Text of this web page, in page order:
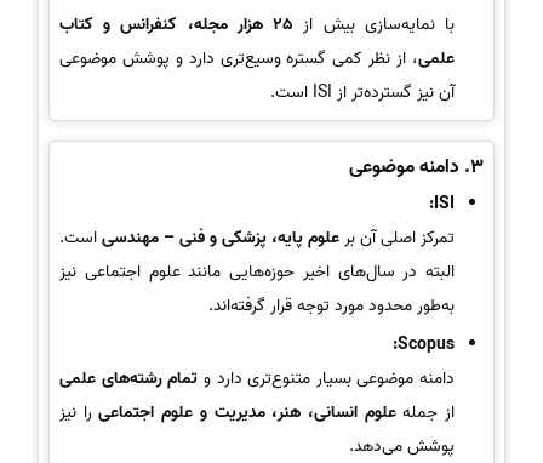
با نمایه‌سازی بیش از
25 هزار مجله، کنفرانس و کتاب
علمی، از نظر کمی گستره وسیع‌تری دارد و پوشش موضوعی
آن نیز گسترده‌تر از ISI است.
3. دامنه موضوعی
ISI:
تمرکز اصلی آن برعلوم پایه، پزشکی و فنی – مهندسیاست.
البته در سال‌های اخیر حوزه‌هایی مانند علوم اجتماعی نیز
به‌طور محدود مورد توجه قرار گرفته‌اند.
Scopus:
دامنه موضوعی بسیار متنوع‌تری دارد و تمام رشته‌های علمی
از جملهعلوم انسانی، هنر، مدیریت و علوم اجتماعیرا نیز
پوشش می‌دهد.